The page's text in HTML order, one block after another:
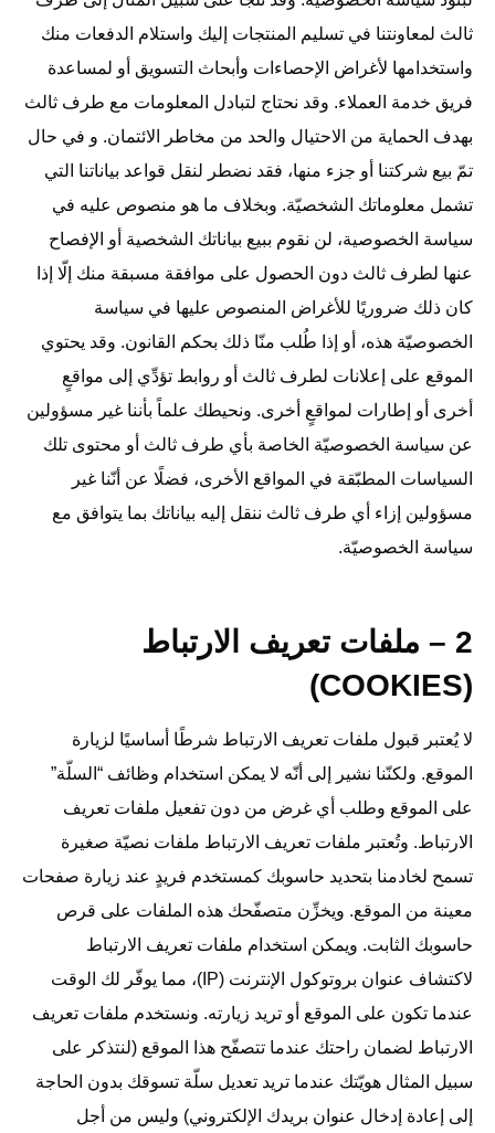
ثالث لمعاونتنا في تسليم المنتجات إليك واستلام الدفعات منك
واستخدامها لأغراض الإحصاءات وأبحاث التسويق أو لمساعدة
فريق خدمة العملاء. وقد نحتاج لتبادل المعلومات مع طرف ثالث
بهدف الحماية من الاحتيال والحد من مخاطر الائتمان. و في حال
تمّ بيع شركتنا أو جزء منها، فقد نضطر لنقل قواعد بياناتنا التي
تشمل معلوماتك الشخصيّة. وبخلاف ما هو منصوص عليه في
سياسة الخصوصية، لن نقوم ببيع بياناتك الشخصية أو الإفصاح
عنها لطرف ثالث دون الحصول على موافقة مسبقة منك إلّا إذا
كان ذلك ضروريًا للأغراض المنصوص عليها في سياسة
الخصوصيّة هذه، أو إذا طُلب منّا ذلك بحكم القانون. وقد يحتوي
الموقع على إعلانات لطرف ثالث أو روابط تؤدِّي إلى مواقعٍ
أخرى أو إطارات لمواقعٍ أخرى. ونحيطك علماً بأننا غير مسؤولين
عن سياسة الخصوصيّة الخاصة بأي طرف ثالث أو محتوى تلك
السياسات المطبّقة في المواقع الأخرى، فضلًا عن أنّنا غير
مسؤولين إزاء أي طرف ثالث ننقل إليه بياناتك بما يتوافق مع
سياسة الخصوصيّة.
2 – ملفات تعريف الارتباط
(COOKIES)
لا يُعتبر قبول ملفات تعريف الارتباط شرطًا أساسيًا لزيارة
الموقع. ولكنّنا نشير إلى أنّه لا يمكن استخدام وظائف “السلّة”
على الموقع وطلب أي غرض من دون تفعيل ملفات تعريف
الارتباط. وتُعتبر ملفات تعريف الارتباط ملفات نصيّة صغيرة
تسمح لخادمنا بتحديد حاسوبك كمستخدم فريدٍ عند زيارة صفحات
معينة من الموقع. ويخزِّن متصفّحك هذه الملفات على قرص
حاسوبك الثابت. ويمكن استخدام ملفات تعريف الارتباط
لاكتشاف عنوان بروتوكول الإنترنت (IP)، مما يوفّر لك الوقت
عندما تكون على الموقع أو تريد زيارته. ونستخدم ملفات تعريف
الارتباط لضمان راحتك عندما تتصفّح هذا الموقع (لنتذكر على
سبيل المثال هويّتك عندما تريد تعديل سلّة تسوقك بدون الحاجة
إلى إعادة إدخال عنوان بريدك الإلكتروني) وليس من أجل